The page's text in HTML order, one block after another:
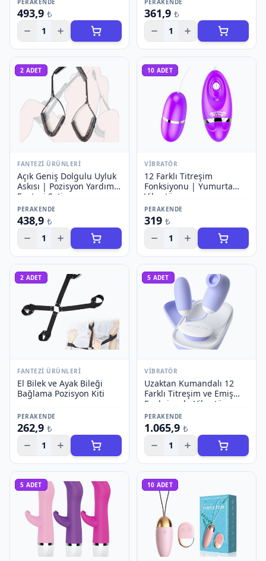
PERAKENDE
493,9 ₺
1
PERAKENDE
361,9 ₺
1
2 ADET
FANTEZI ÜRÜNLERI
Açık Geniş Dolgulu Uyluk
Askısı | Pozisyon Yardımı
Fantezi Seti
PERAKENDE
438,9 ₺
1
10 ADET
VIBRATÖR
12 Farklı Titreşim
Fonksiyonu | Yumurta
Vibratör
PERAKENDE
319 ₺
1
2 ADET
FANTEZI ÜRÜNLERI
El Bilek ve Ayak Bileği
Bağlama Pozisyon Kiti
PERAKENDE
262,9 ₺
1
5 ADET
VIBRATÖR
Uzaktan Kumandalı 12
Farklı Titreşim ve Emiş
Fonksiyonlu Vibratör
PERAKENDE
1.065,9 ₺
1
5 ADET 10 ADET